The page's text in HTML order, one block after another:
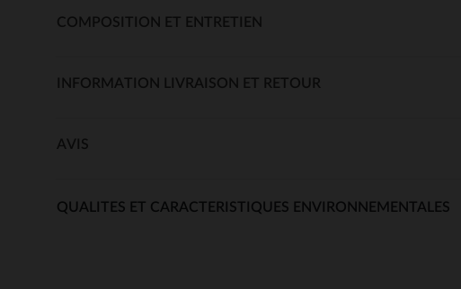
COMPOSITION ET ENTRETIEN
INFORMATION LIVRAISON ET RETOUR
AVIS
QUALITES ET CARACTERISTIQUES ENVIRONNEMENTALES